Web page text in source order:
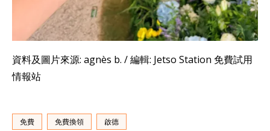
資料及圖片來源: agnès b. / 編輯: Jetso Station 免費試用
情報站
免費 免費換領 啟德